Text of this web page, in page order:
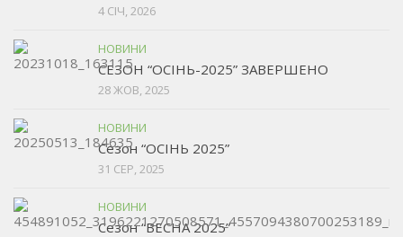
4 СІЧ, 2026
НОВИНИ
СЕЗОН “ОСІНЬ-2025” ЗАВЕРШЕНО
28 ЖОВ, 2025
НОВИНИ
Сезон “ОСІНЬ 2025”
31 СЕР, 2025
НОВИНИ
Сезон “ВЕСНА 2025”